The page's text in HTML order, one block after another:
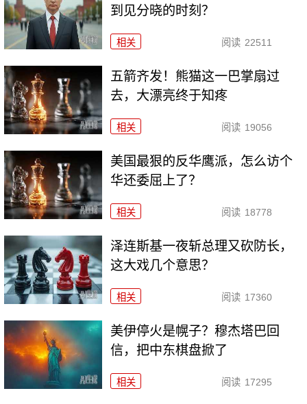
到见分晓的时刻？
相关 阅读 22511
五箭齐发！熊猫这一巴掌扇过
去，大漂亮终于知疼
相关 阅读 19056
美国最狠的反华鹰派，怎么访个
华还委屈上了？
相关 阅读 18778
泽连斯基一夜斩总理又砍防长，
这大戏几个意思？
相关 阅读 17360
美伊停火是幌子？穆杰塔巴回
信，把中东棋盘掀了
相关 阅读 17295